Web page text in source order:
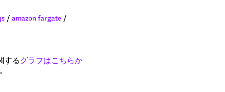
/ amazon fargate /
するグラフはこちらか